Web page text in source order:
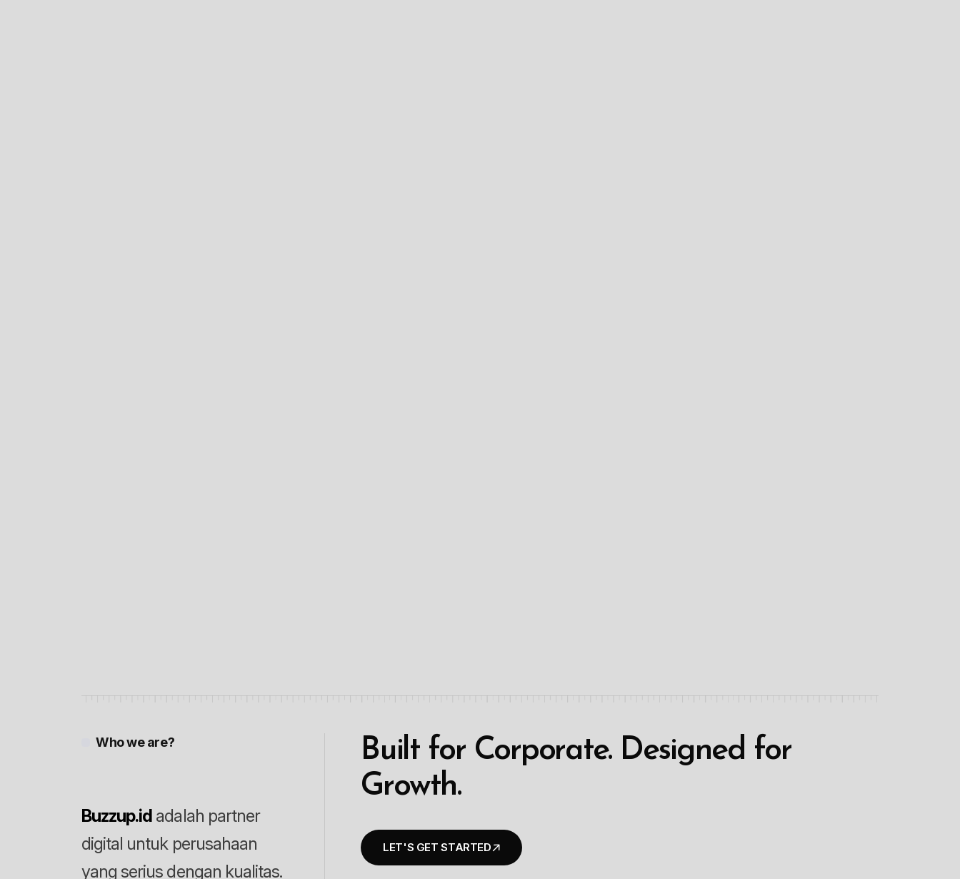
Who we are?
Buzzup.id adalah partner
digital untuk perusahaan
yang serius dengan kualitas.
Built for Corporate. Designed for
Growth.